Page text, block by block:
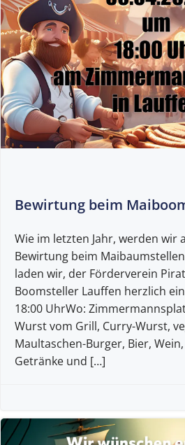
Bewirtung beim
Wie im letzten Jahr, werden wir
Bewirtung beim
laden wir, der Förderverein
Boomsteller Lauffen herzlich
18:00 UhrWo:
Wurst vom Grill, Curry-Wurst,
Maultaschen-Burger, Bier,
Getränke und […]